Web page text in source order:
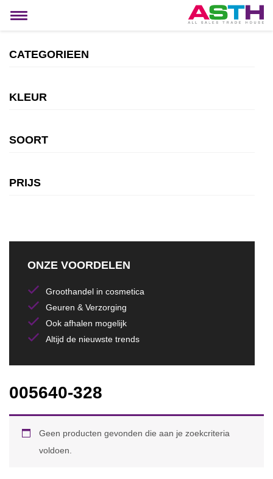
Toggle
CATEGORIEEN
KLEUR
SOORT
PRIJS
ONZE VOORDELEN
Groothandel in cosmetica
Geuren & Verzorging
Ook afhalen mogelijk
Altijd de nieuwste trends
005640-328
Geen producten gevonden die aan je zoekcriteria
voldoen.